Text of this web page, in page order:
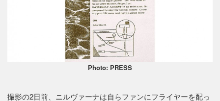
Photo: PRESS
撮影の2日前、ニルヴァーナは自らファンにフライヤーを配っ